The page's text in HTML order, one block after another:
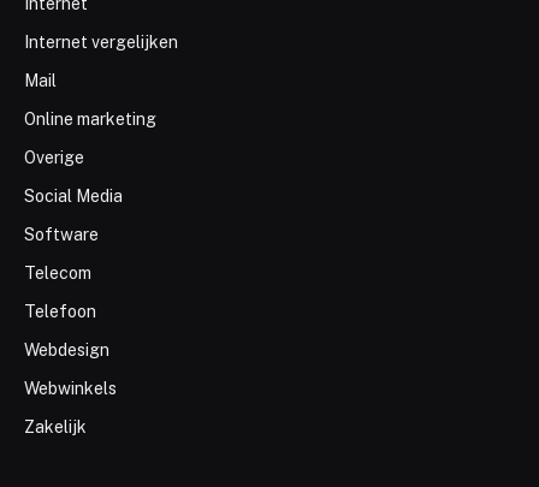
Internet
Internet vergelijken
Mail
Online marketing
Overige
Social Media
Software
Telecom
Telefoon
Webdesign
Webwinkels
Zakelijk